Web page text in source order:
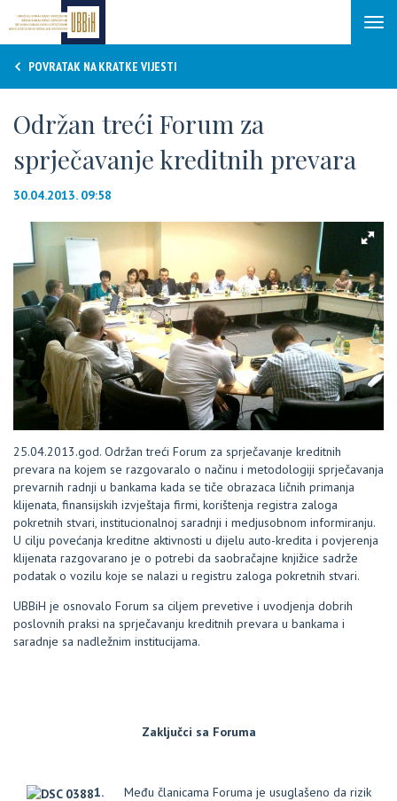
POVRATAK NA KRATKE VIJESTI
Održan treći Forum za
sprječavanje kreditnih prevara
30.04.2013. 09:58
25.04.2013.god. Održan treći Forum za sprječavanje kreditnih
prevara na kojem se razgovaralo o načinu i metodologiji sprječavanja
prevarnih radnji u bankama kada se tiče obrazaca ličnih primanja
klijenata, finansijskih izvještaja firmi, korištenja registra zaloga
pokretnih stvari, institucionalnoj saradnji i medjusobnom informiranju.
U cilju povećanja kreditne aktivnosti u dijelu auto-kredita i povjerenja
klijenata razgovarano je o potrebi da saobračajne knjižice sadrže
podatak o vozilu koje se nalazi u registru zaloga pokretnih stvari.
UBBiH je osnovalo Forum sa ciljem prevetive i uvodjenja dobrih
poslovnih praksi na sprječavanju kreditnih prevara u bankama i
saradnje sa nadležnim institucijama.
Zaključci sa Foruma
1.
Među članicama Foruma je usuglašeno da rizik